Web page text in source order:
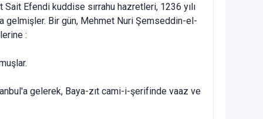
Efendi kuddise sırrahu hazretleri, 1236 yılı
gelmişler. Bir gün, Mehmet Nuri Şemseddin-el-
:
gelerek, Baya-zıt cami-i-şerifinde vaaz ve